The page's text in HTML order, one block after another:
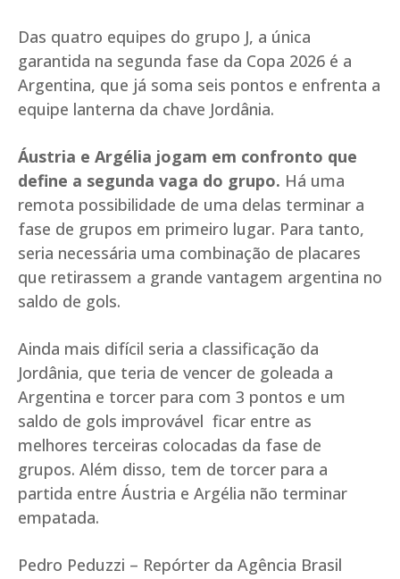
Das quatro equipes do grupo J, a única
garantida na segunda fase da Copa 2026 é a
Argentina, que já soma seis pontos e enfrenta a
equipe lanterna da chave Jordânia.
Áustria e Argélia jogam em confronto que
define a segunda vaga do grupo. Há uma
remota possibilidade de uma delas terminar a
fase de grupos em primeiro lugar. Para tanto,
seria necessária uma combinação de placares
que retirassem a grande vantagem argentina no
saldo de gols.
Ainda mais difícil seria a classificação da
Jordânia, que teria de vencer de goleada a
Argentina e torcer para com 3 pontos e um
saldo de gols improvável ficar entre as
melhores terceiras colocadas da fase de
grupos. Além disso, tem de torcer para a
partida entre Áustria e Argélia não terminar
empatada.
Pedro Peduzzi – Repórter da Agência Brasil